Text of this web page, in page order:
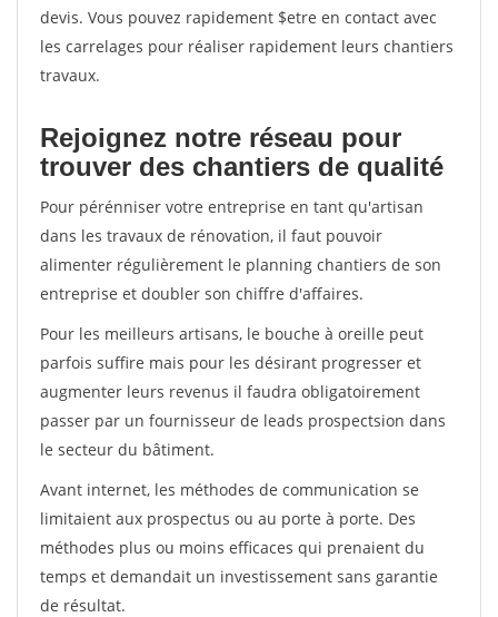
devis. Vous pouvez rapidement $etre en contact avec
les carrelages pour réaliser rapidement leurs chantiers
travaux.
Rejoignez notre réseau pour
trouver des chantiers de qualité
Pour pérénniser votre entreprise en tant qu'artisan
dans les travaux de rénovation, il faut pouvoir
alimenter régulièrement le planning chantiers de son
entreprise et doubler son chiffre d'affaires.
Pour les meilleurs artisans, le bouche à oreille peut
parfois suffire mais pour les désirant progresser et
augmenter leurs revenus il faudra obligatoirement
passer par un fournisseur de leads prospectsion dans
le secteur du bâtiment.
Avant internet, les méthodes de communication se
limitaient aux prospectus ou au porte à porte. Des
méthodes plus ou moins efficaces qui prenaient du
temps et demandait un investissement sans garantie
de résultat.